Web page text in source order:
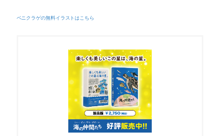
ベニクラゲの無料イラストはこちら